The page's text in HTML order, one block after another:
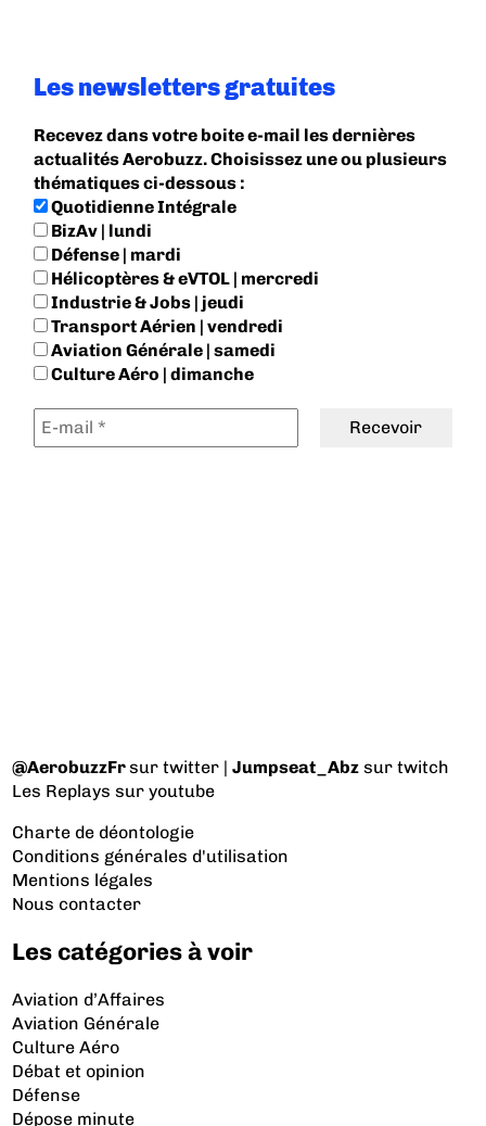
Les newsletters gratuites
Recevez dans votre boite e-mail les dernières
actualités Aerobuzz. Choisissez une ou plusieurs
thématiques ci-dessous :
Quotidienne Intégrale
BizAv | lundi
Défense | mardi
Hélicoptères & eVTOL | mercredi
Industrie & Jobs | jeudi
Transport Aérien | vendredi
Aviation Générale | samedi
Culture Aéro | dimanche
@AerobuzzFrsur twitter |Jumpseat_Abz sur twitch
Les Replays sur youtube
Charte de déontologie
Conditions générales d'utilisation
Mentions légales
Nous contacter
Les catégories à voir
Aviation d’Affaires
Aviation Générale
Culture Aéro
Débat et opinion
Défense
Dépose minute